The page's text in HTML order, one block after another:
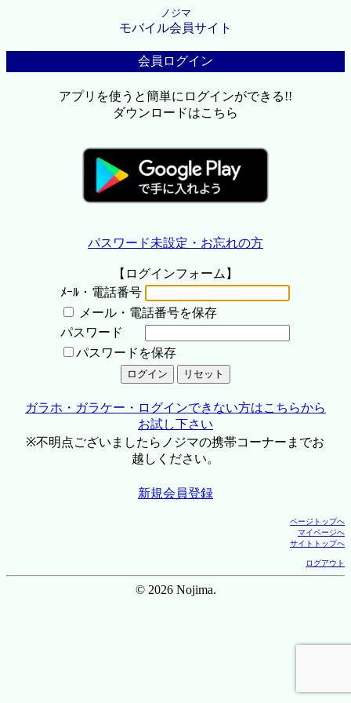
ノジマ
モバイル会員サイト
会員ログイン
アプリを使うと簡単にログインができる!!
ダウンロードはこちら
パスワード未設定・お忘れの方
【ログインフォーム】
ﾒｰﾙ・電話番号
メール・電話番号を保存
パスワード
パスワードを保存
ガラホ・ガラケー・ログインできない方はこちらから
お試し下さい
※不明点ございましたらノジマの携帯コーナーまでお
越しください。
新規会員登録
ページトップへ
マイページへ
サイトトップへ
ログアウト
© 2026 Nojima.